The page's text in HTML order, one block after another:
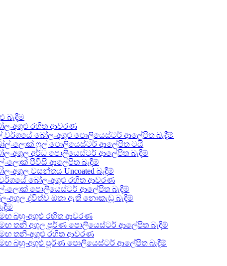
බැඳීම
අගුළු රහිත ආවරණ
බෝල-අගුළු පොලියෙස්ටර් ආලේපිත බැඳීම්
ලොක් ෆුල් පොලියෙස්ටර් ආලේපිත ටයි
අගුල අර්ධ පොලියෙස්ටර් ආලේපිත බැඳීම්
ලොක් පීවීසී ආලේපිත බැඳීම්
අගුල වසන්තය Uncoated බැඳීම්
බෝල-අගුළු රහිත ආවරණ
ලොක් පොලියෙස්ටර් ආලේපිත බැඳීම්
අගුල ද්විත්ව ඔතා ඇති නොකැඩූ බැඳීම්
බහු-අගුළු රහිත ආවරණ
තනි අගුල පූර්ණ පොලියෙස්ටර් ආලේපිත බැඳීම්
තනි-අගුළු රහිත ආවරණ
බහු-අගුළු පූර්ණ පොලියෙස්ටර් ආලේපිත බැඳීම්